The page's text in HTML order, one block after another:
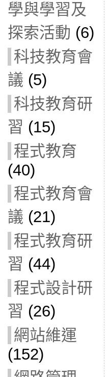
學與學習及
探索活動 (6)
科技教育會
議 (5)
科技教育研
習 (15)
程式教育
(40)
程式教育會
議 (21)
程式教育研
習 (44)
程式設計研
習 (26)
網站維運
(152)